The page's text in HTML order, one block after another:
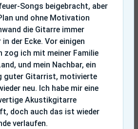
Songs beigebracht, aber
und ohne Motivation
die Gitarre immer
in der Ecke. Vor einigen
zog ich mit meiner Familie
und mein Nachbar, ein
guter Gitarrist, motivierte
neu. Ich habe mir eine
Akustikgitarre
doch auch das ist wieder
verlaufen.